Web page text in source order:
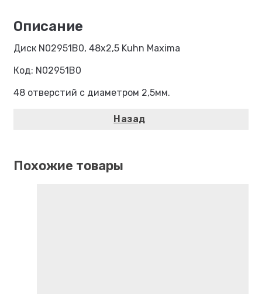
Диск N02951B0, 48х2,5 Kuhn Maxima
Код: N02951B0
48 отверстий с диаметром 2,5мм.
Похожие товары